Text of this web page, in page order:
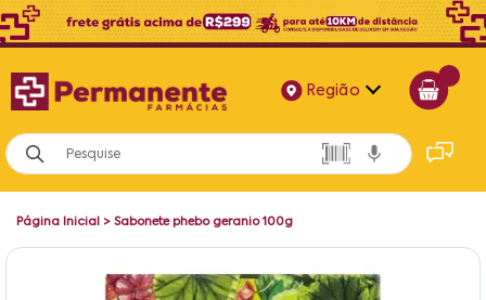
Região
Alagoas
Bahia
Pernambuco
Página Inicial > Sabonete phebo geranio 100g